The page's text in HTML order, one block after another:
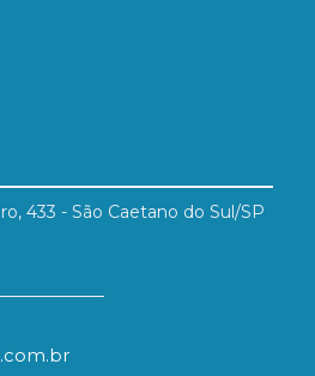
433 - São Caetano do Sul/SP